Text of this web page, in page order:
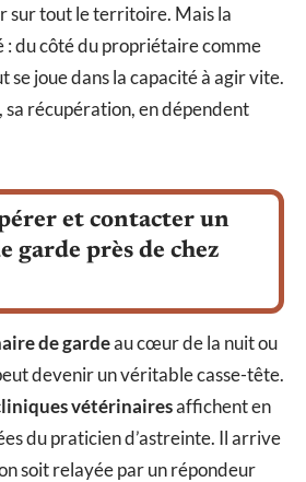
sur tout le territoire. Mais la
: du côté du propriétaire comme
se joue dans la capacité à agir vite.
sa récupération, en dépendent
et contacter un
garde près de chez
de gardeau cœur de la nuit ou
devenir un véritable casse-tête.
vétérinairesaffichent en
du praticien d’astreinte. Il arrive
soit relayée par un répondeur